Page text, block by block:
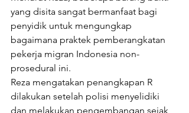
yang disita sangat bermanfaat bagi
penyidik untuk mengungkap
bagaimana praktek pemberangkatan
pekerja migran Indonesia non-
prosedural ini.
Reza mengatakan penangkapan R
dilakukan setelah polisi menyelidiki
dan melakukan pengembangan sejak